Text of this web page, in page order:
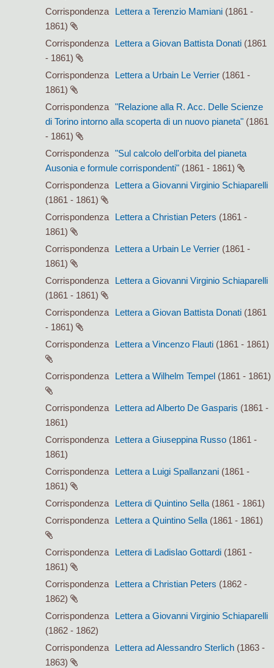
Corrispondenza
Lettera a Terenzio Mamiani (1861 -
1861)
Corrispondenza
Lettera a Giovan Battista Donati (1861
- 1861)
Corrispondenza
Lettera a Urbain Le Verrier (1861 -
1861)
Corrispondenza
"Relazione alla R. Acc. Delle Scienze
di Torino intorno alla scoperta di un nuovo pianeta" (1861
- 1861)
Corrispondenza
"Sul calcolo dell'orbita del pianeta
Ausonia e formule corrispondenti" (1861 - 1861)
Corrispondenza
Lettera a Giovanni Virginio Schiaparelli
(1861 - 1861)
Corrispondenza
Lettera a Christian Peters (1861 -
1861)
Corrispondenza
Lettera a Urbain Le Verrier (1861 -
1861)
Corrispondenza
Lettera a Giovanni Virginio Schiaparelli
(1861 - 1861)
Corrispondenza
Lettera a Giovan Battista Donati (1861
- 1861)
Corrispondenza
Lettera a Vincenzo Flauti (1861 - 1861)
Corrispondenza Lettera a Wilhelm Tempel (1861 - 1861)
Corrispondenza Lettera ad Alberto De Gasparis (1861 -
1861)
Corrispondenza
Lettera a Giuseppina Russo (1861 -
1861)
Corrispondenza
Lettera a Luigi Spallanzani (1861 -
1861)
Corrispondenza
Lettera di Quintino Sella (1861 - 1861)
Corrispondenza
Lettera a Quintino Sella (1861 - 1861)
Corrispondenza Lettera di Ladislao Gottardi (1861 -
1861)
Corrispondenza
Lettera a Christian Peters (1862 -
1862)
Corrispondenza
Lettera a Giovanni Virginio Schiaparelli
(1862 - 1862)
Corrispondenza
Lettera ad Alessandro Sterlich (1863 -
1863)